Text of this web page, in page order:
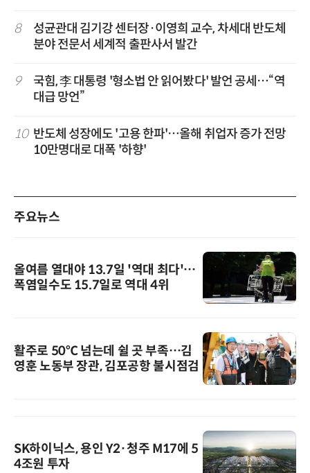
8
성균관대 김기강 센터장·이영희 교수, 차세대 반도체
분야 전문서 세계적 출판사서 발간
9
국힘, 李 대통령 '형소법 안 읽어봤다' 발언 공세…“역
대급 망언”
10 반도체 성장에도 '고용 한파'…올해 취업자 증가 전망
10만명대로 대폭 '하향'
주요뉴스
올여름 열대야 13.7일 '역대 최다'…
폭염일수도 15.7일로 역대 4위
활주로 50℃ 넘는데 쉴 곳 부족…김
영훈 노동부 장관, 김포공항 불시점검
SK하이닉스, 용인 Y2·청주 M17에 5
4조원 투자